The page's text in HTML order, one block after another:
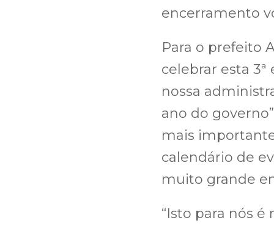
encerramento
Para o prefeito
celebrar esta
nossa
ano do
mais
calendário de
muito grande
“Isto para nós